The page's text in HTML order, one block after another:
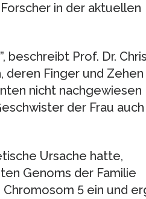
in der aktuellen
beschreibt Prof. Dr.
deren Finger und Zehen
nicht nachgewiesen
der Frau auch
Ursache hatte,
Genoms der Familie
5 ein und